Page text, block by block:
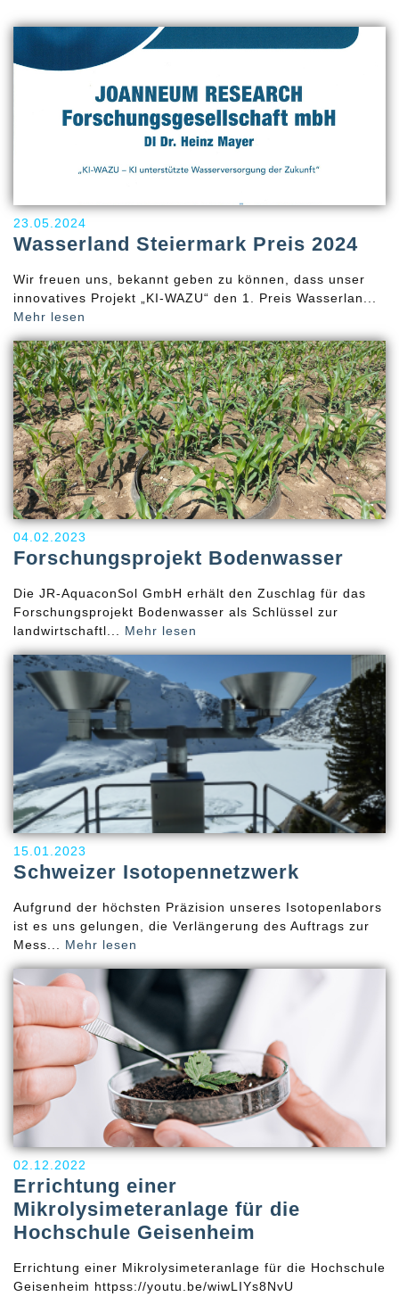
23.05.2024
Wasserland Steiermark Preis 2024
Wir freuen uns, bekannt geben zu können, dass unser
innovatives Projekt „KI-WAZU“ den 1. Preis Wasserlan...
Mehr lesen
04.02.2023
Forschungsprojekt Bodenwasser
Die JR-AquaconSol GmbH erhält den Zuschlag für das
Forschungsprojekt Bodenwasser als Schlüssel zur
landwirtschaftl... Mehr lesen
15.01.2023
Schweizer Isotopennetzwerk
Aufgrund der höchsten Präzision unseres Isotopenlabors
ist es uns gelungen, die Verlängerung des Auftrags zur
Mess... Mehr lesen
02.12.2022
Errichtung einer
Mikrolysimeteranlage für die
Hochschule Geisenheim
Errichtung einer Mikrolysimeteranlage für die Hochschule
Geisenheim httpss://youtu.be/wiwLIYs8NvU